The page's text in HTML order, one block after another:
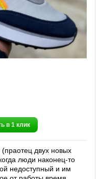
Rider арт. A310-
в 1 клик
двух новых
люди наконец-то
недоступный и им